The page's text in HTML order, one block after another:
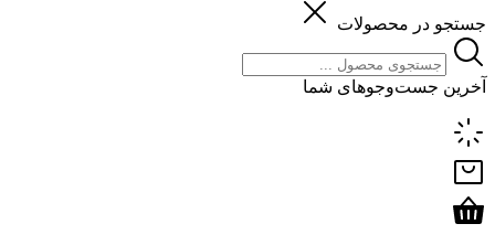
جستجو در محصولات
آخرین جست‌وجوهای شما